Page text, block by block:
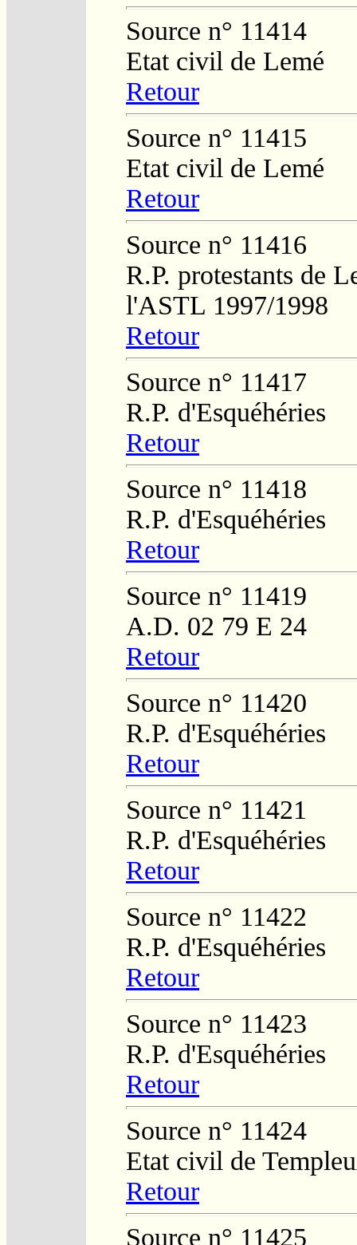
Source n° 11414
Etat civil de Lemé
Retour
Source n° 11415
Etat civil de Lemé
Retour
Source n° 11416
R.P. protestants de
l'ASTL 1997/1998
Retour
Source n° 11417
R.P. d'Esquéhéries
Retour
Source n° 11418
R.P. d'Esquéhéries
Retour
Source n° 11419
A.D. 02 79 E 24
Retour
Source n° 11420
R.P. d'Esquéhéries
Retour
Source n° 11421
R.P. d'Esquéhéries
Retour
Source n° 11422
R.P. d'Esquéhéries
Retour
Source n° 11423
R.P. d'Esquéhéries
Retour
Source n° 11424
Etat civil de
Retour
Source n° 11425